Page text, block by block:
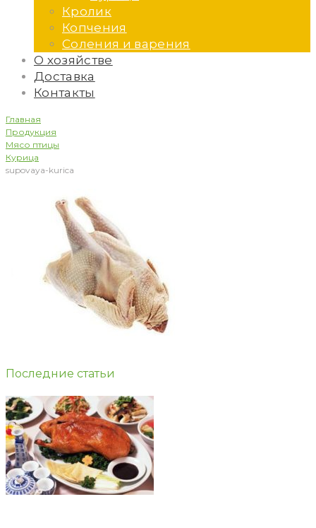
Кролик
Копчения
Соления и варения
О хозяйстве
Доставка
Контакты
Главная
Продукция
Мясо птицы
Курица
supovaya-kurica
supovaya-
kurica
Последние статьи